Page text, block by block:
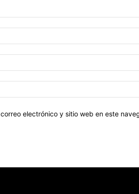
electrónico y sitio web en este